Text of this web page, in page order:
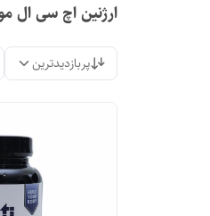
ارژنین اچ سی ال
پربازدیدترین